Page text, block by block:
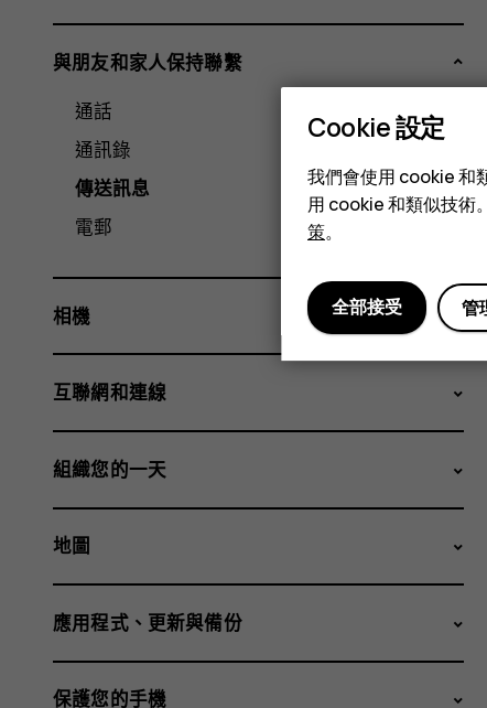
與朋友和家人保持聯繫
通話
通訊錄
傳送訊息
電郵
相機
互聯網和連線
組織您的一天
地圖
應用程式、更新與備份
保護您的手機
Cookie 設定
我們會使用 cookie 和
用 cookie 和類似技術
策。
管
全部接受